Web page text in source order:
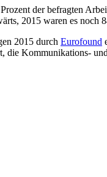
der befragten
2015 waren es noch
2015 durch Eurofound
Kommunikations-